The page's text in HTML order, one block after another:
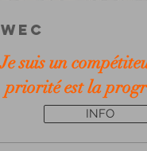
Je suis un
priorité est la
INFO